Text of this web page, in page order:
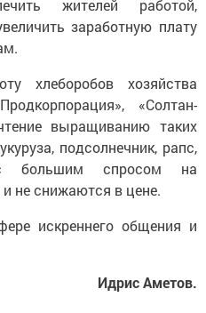
жителей работой,
заработную плату
хлеборобов хозяйства
«Солтан-
выращиванию таких
подсолнечник, рапс,
большим спросом на
не снижаются в цене.
искреннего общения и
Идрис Аметов.